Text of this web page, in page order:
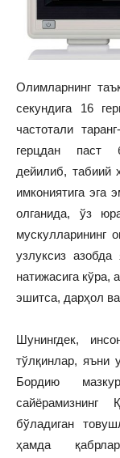
Олимларнинг
секундига 16
частотали
герцдан паст
дейилиб, табиий
имкониятига эга
олганида, ўз
мускулларининг
узлуксиз
натижасига кўра,
эшитса, дарҳол
Шунингдек,
тўлқинлар, яъни
Бордию
бўладиган
ҳамда